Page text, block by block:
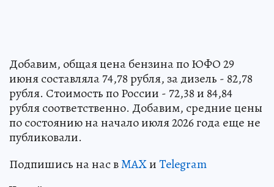
Добавим, общая цена бензина по ЮФО 29
июня составляла 74,78 рубля, за дизель - 82,78
рубля. Стоимость по России - 72,38 и 84,84
рубля соответственно. Добавим, средние цены
по состоянию на начало июля 2026 года еще не
публиковали.
Подпишись на нас вMAXиTelegram